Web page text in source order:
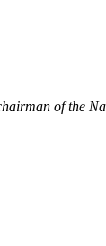
of the